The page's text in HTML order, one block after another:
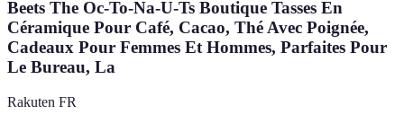
Beets The Oc-To-Na-U-Ts Boutique Tasses En
Céramique Pour Café, Cacao, Thé Avec Poignée,
Cadeaux Pour Femmes Et Hommes, Parfaites Pour
Le Bureau, La
Rakuten FR